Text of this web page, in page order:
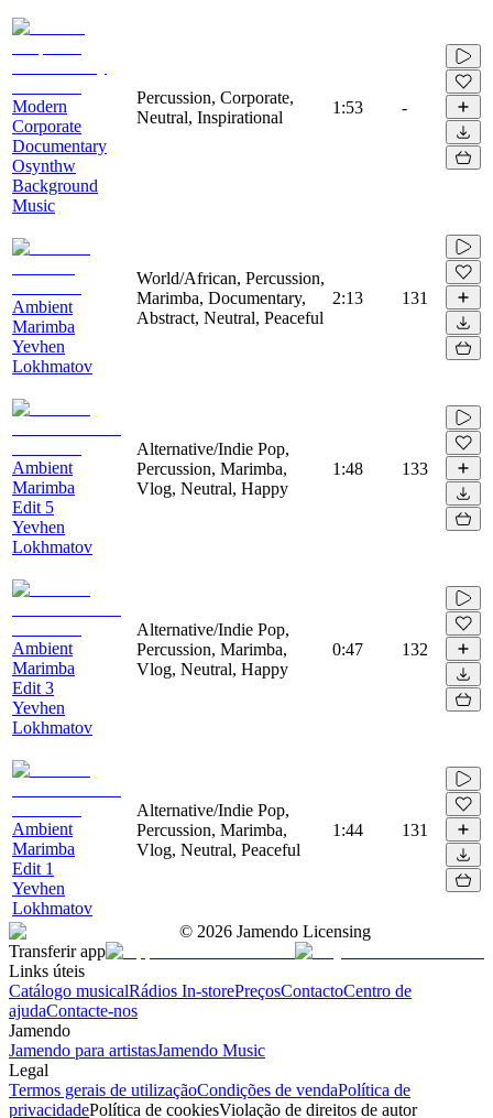
Modern
Corporate
Documentary
Osynthw
Background
Music
Percussion, Corporate,
Neutral, Inspirational
1:53 -
Ambient
Marimba
Yevhen
Lokhmatov
World/African, Percussion,
Marimba, Documentary,
Abstract, Neutral, Peaceful
2:13 131
Ambient
Marimba
Edit 5
Yevhen
Lokhmatov
Alternative/Indie Pop,
Percussion, Marimba,
Vlog, Neutral, Happy
1:48 133
Ambient
Marimba
Edit 3
Yevhen
Lokhmatov
Alternative/Indie Pop,
Percussion, Marimba,
Vlog, Neutral, Happy
0:47 132
Ambient
Marimba
Edit 1
Yevhen
Lokhmatov
Alternative/Indie Pop,
Percussion, Marimba,
Vlog, Neutral, Peaceful
1:44 131
© 2026 Jamendo Licensing
Transferir app
Links úteis
Catálogo musicalRádios In-storePreçosContactoCentro de
ajudaContacte-nos
Jamendo
Jamendo para artistasJamendo Music
Legal
Termos gerais de utilizaçãoCondições de vendaPolítica de
privacidadePolítica de cookiesViolação de direitos de autor